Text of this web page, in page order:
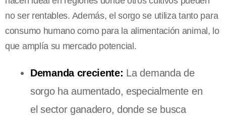
no ser rentables. Además, el sorgo se utiliza tanto para
consumo humano como para la alimentación animal, lo
que amplía su mercado potencial.
Demanda creciente: La demanda de
sorgo ha aumentado, especialmente en
el sector ganadero, donde se busca